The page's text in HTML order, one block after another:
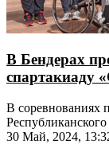
В Бендерах
спартакиаду
В соревнованиях
инвалидностью
30 Май, 2024,